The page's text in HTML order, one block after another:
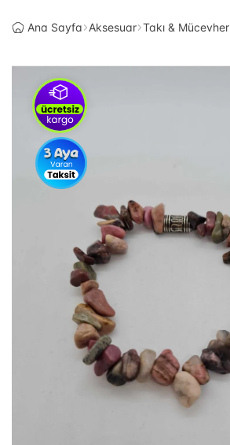
Ana Sayfa Aksesuar Takı & Mücevher